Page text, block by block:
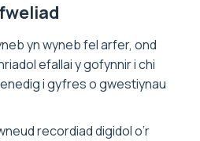
yn wyneb fel arfer, ond
efallai y gofynnir i chi
i gyfres o gwestiynau
recordiad digidol o’r